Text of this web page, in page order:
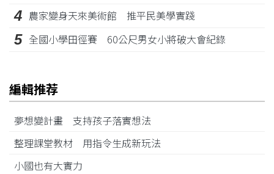
4 農家變身天來美術館 推平民美學實踐
5 全國小學田徑賽 60公尺男女小將破大會紀錄
編輯推荐
夢想變計畫 支持孩子落實想法
整理課堂教材 用指令生成新玩法
小國也有大實力